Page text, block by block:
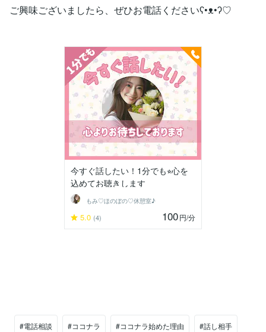
ご興味ございましたら、ぜひお電話くださいʕ•ᴥ•ʔ♡
今すぐ話したい！1分でも⭐︎心を
込めてお聴きします
もみ♡ほのぼの♡休憩室♪
5.0 (4) 100円/分
#電話相談 #ココナラ #ココナラ始めた理由 #話し相手